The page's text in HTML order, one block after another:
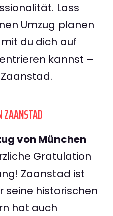
Lass
Umzug planen
du dich auf
kannst –
ZAANSTAD
von München
Gratulation
Zaanstad ist
seine historischen
hat auch